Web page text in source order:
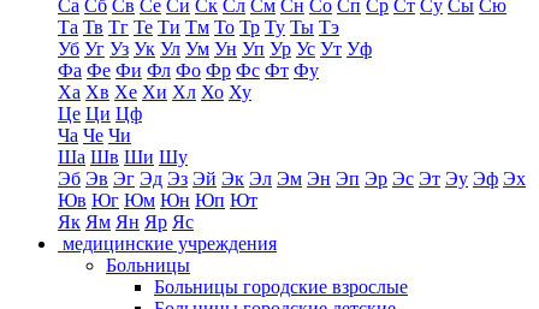
Са Сб Св Се Си Ск Сл См Сн Со Сп Ср Ст Су Сы Сю
Та Тв Тг Те Ти Тм То Тр Ту Ты Тэ
Уб Уг Уз Ук Ул Ум Ун Уп Ур Ус Ут Уф
Фа Фе Фи Фл Фо Фр Фс Фт Фу
Ха Хв Хе Хи Хл Хо Ху
Це Ци Цф
Ча Че Чи
Ша Шв Ши Шу
Эб Эв Эг Эд Эз Эй Эк Эл Эм Эн Эп Эр Эс Эт Эу Эф Эх
Юв Юг Юм Юн Юп Ют
Як Ям Ян Яр Яс
медицинские учреждения
Больницы
Больницы городские взрослые